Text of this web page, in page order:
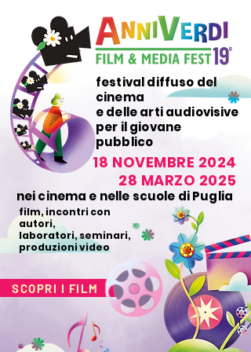
festival diffuso del
cinema
e delle arti audiovisive
per il giovane
pubblico
18 NOVEMBRE 2024
28 MARZO 2025
nei cinema e nelle scuole di Puglia
film, incontri con
autori,
laboratori, seminari,
produzioni video
SCOPRI I FILM